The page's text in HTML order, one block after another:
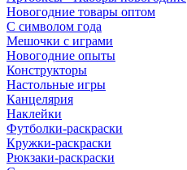
Новогодние товары оптом
С символом года
Мешочки с играми
Новогодние опыты
Конструкторы
Настольные игры
Канцелярия
Наклейки
Футболки-раскраски
Кружки-раскраски
Рюкзаки-раскраски